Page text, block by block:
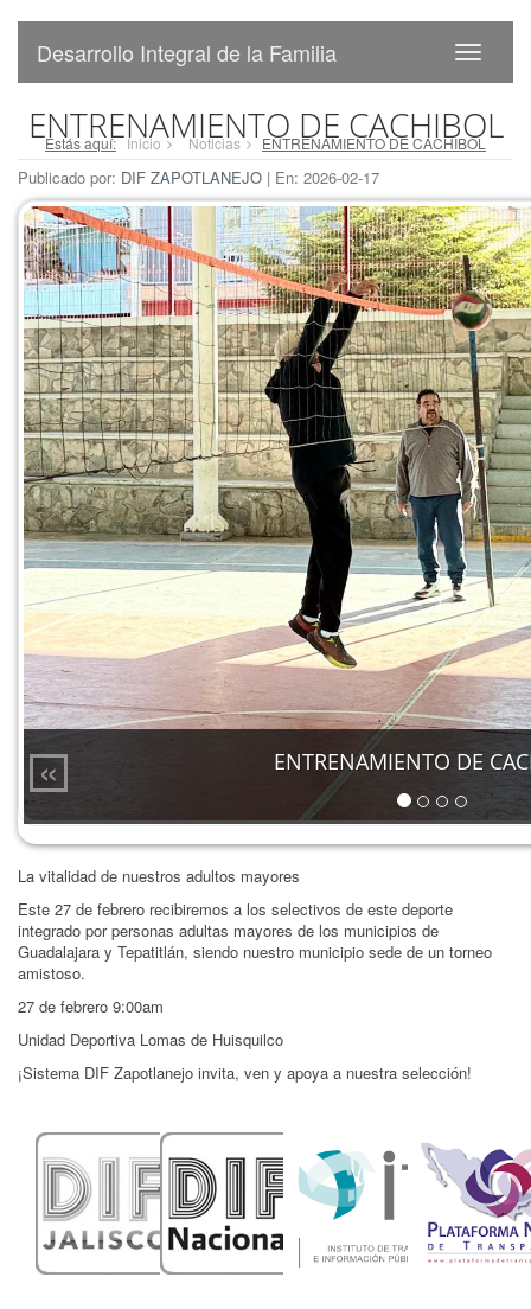
Desarrollo Integral de la Familia
ENTRENAMIENTO DE CACHIBOL
Estás aquí: Inicio Noticias ENTRENAMIENTO DE CACHIBOL
Publicado por: DIF ZAPOTLANEJO | En: 2026-02-17
ENTRENAMIENTO DE
«
La vitalidad de nuestros adultos mayores
Este 27 de febrero recibiremos a los selectivos de este deporte
integrado por personas adultas mayores de los municipios de
Guadalajara y Tepatitlán, siendo nuestro municipio sede de un torneo
amistoso.
27 de febrero 9:00am
Unidad Deportiva Lomas de Huisquilco
¡Sistema DIF Zapotlanejo invita, ven y apoya a nuestra selección!